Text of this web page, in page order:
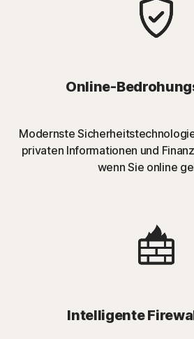
Online-
Modernste
privaten Informationen und
wenn Sie online
Intelligente